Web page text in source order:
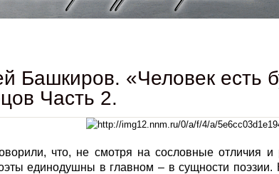
Башкиров. «Человек есть
Часть 2.
что, не смотря на сословные отличия и
единодушны в главном – в сущности поэзии.